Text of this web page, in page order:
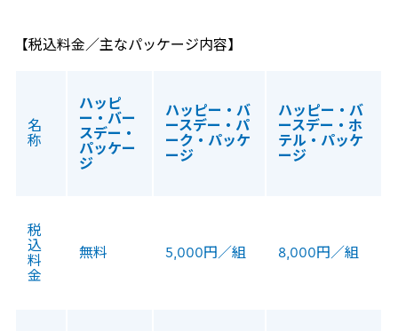
【税込料金／主なパッケージ内容】
名
称
ハッピ
ー・バー
スデー・
パッケー
ジ
ハッピー・バ
ースデー・パ
ーク・パッケ
ージ
ハッピー・バ
ースデー・ホ
テル・パッケ
ージ
税
込
料
金
無料 5,000円／組 8,000円／組